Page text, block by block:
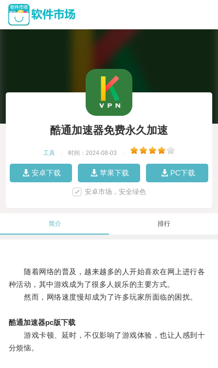
酷通加速器免费永久加速
工具 时间：2024-08-03
安卓下载 苹果下载 PC下载
安卓市场，安全绿色
简介 排行
随着网络的普及，越来越多的人开始喜欢在网上进行各
种活动，其中游戏成为了很多人娱乐的主要方式。
然而，网络速度慢却成为了许多玩家所面临的困扰。
酷通加速器pc版下载
游戏卡顿、延时，不仅影响了游戏体验，也让人感到十
分烦恼。